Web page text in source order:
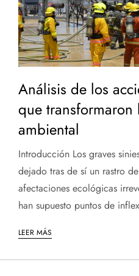
Análisis de los
que
ambiental
Introducción Los graves
dejado tras de sí un rastro
afectaciones ecológicas
han supuesto puntos de
LEER MÁS